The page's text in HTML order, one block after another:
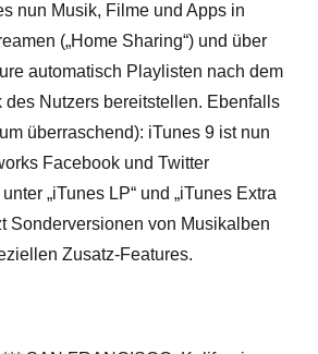
nun Musik, Filme und Apps in
(„Home Sharing“) und über
automatisch Playlisten nach dem
des Nutzers bereitstellen. Ebenfalls
überraschend): iTunes 9 ist nun
Facebook und Twitter
„iTunes LP“ und „iTunes Extra
Sonderversionen von Musikalben
Zusatz-Features.